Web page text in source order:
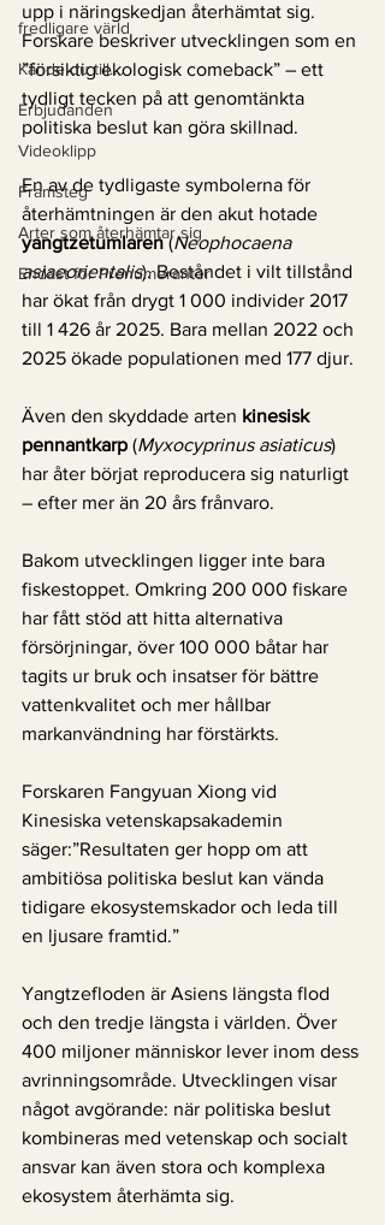
fredligare värld
Kände du till....
Erbjudanden
Videoklipp
Framsteg
Arter som återhämtar sig
Endast för Prenumeranter
upp i näringskedjan återhämtat sig.
Forskare beskriver utvecklingen som en
”försiktig ekologisk comeback” – ett
tydligt tecken på att genomtänkta
politiska beslut kan göra skillnad.
En av de tydligaste symbolerna för
återhämtningen är den akut hotade
yangtzetumlaren (Neophocaena
asiaeorientalis). Beståndet i vilt tillstånd
har ökat från drygt 1 000 individer 2017
till 1 426 år 2025. Bara mellan 2022 och
2025 ökade populationen med 177 djur.
Även den skyddade arten kinesisk
pennantkarp (Myxocyprinus asiaticus)
har åter börjat reproducera sig naturligt
– efter mer än 20 års frånvaro.
Bakom utvecklingen ligger inte bara
fiskestoppet. Omkring 200 000 fiskare
har fått stöd att hitta alternativa
försörjningar, över 100 000 båtar har
tagits ur bruk och insatser för bättre
vattenkvalitet och mer hållbar
markanvändning har förstärkts.
Forskaren Fangyuan Xiong vid
Kinesiska vetenskapsakademin
säger:”Resultaten ger hopp om att
ambitiösa politiska beslut kan vända
tidigare ekosystemskador och leda till
en ljusare framtid.”
Yangtzefloden är Asiens längsta flod
och den tredje längsta i världen. Över
400 miljoner människor lever inom dess
avrinningsområde. Utvecklingen visar
något avgörande: när politiska beslut
kombineras med vetenskap och socialt
ansvar kan även stora och komplexa
ekosystem återhämta sig.